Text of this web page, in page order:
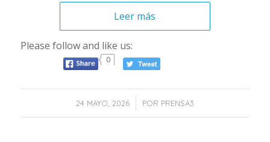
Leer más
Please follow and like us:
0
24 MAYO, 2026
/ POR PRENSA3